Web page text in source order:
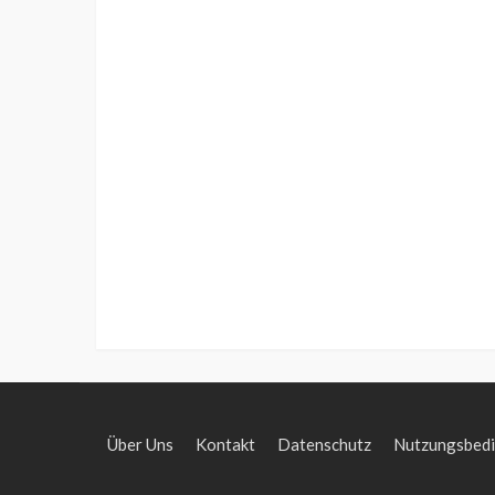
Über Uns Kontakt Datenschutz